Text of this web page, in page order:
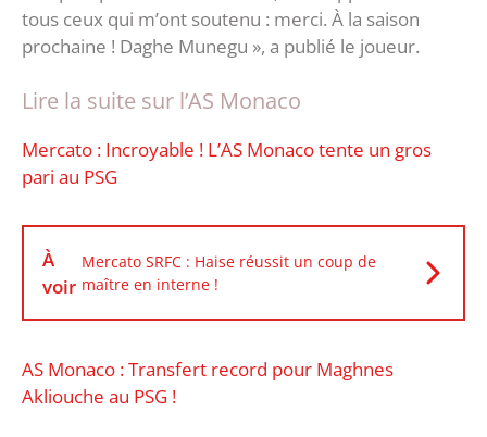
tous ceux qui m’ont soutenu : merci. À la saison
prochaine ! Daghe Munegu », a publié le joueur.
Lire la suite sur l’AS Monaco
Mercato : Incroyable ! L’AS Monaco tente un gros
pari au PSG
À
voir
Mercato SRFC : Haise réussit un coup de
maître en interne !
AS Monaco : Transfert record pour Maghnes
Akliouche au PSG !